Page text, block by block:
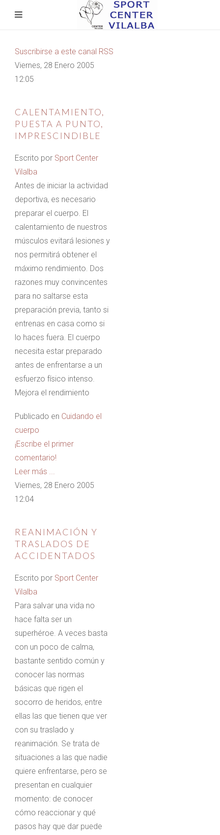
Suscribirse a este canal RSS
Viernes, 28 Enero 2005
12:05
CALENTAMIENTO,
PUESTA A PUNTO,
IMPRESCINDIBLE
Escrito por Sport Center
Vilalba
Antes de iniciar la actividad
deportiva, es necesario
preparar el cuerpo. El
calentamiento de nuestros
músculos evitará lesiones y
nos permitirá obtener el
máximo rendimiento. Dos
razones muy convincentes
para no saltarse esta
preparación previa, tanto si
entrenas en casa como si
lo haces fuera. El cuerpo
necesita estar preparado
antes de enfrentarse a un
esfuerzo físico intenso.
Mejora el rendimiento
Publicado en Cuidando el
cuerpo
¡Escribe el primer
comentario!
Leer más ...
Viernes, 28 Enero 2005
12:04
REANIMACIÓN Y
TRASLADOS DE
ACCIDENTADOS
Escrito por Sport Center
Vilalba
Para salvar una vida no
hace falta ser un
superhéroe. A veces basta
con un poco de calma,
bastante sentido común y
conocer las normas
básicas que rigen el
socorro de heridos, entre
ellas las que tienen que ver
con su traslado y
reanimación. Se trata de
situaciones a las que nadie
quiere enfrentarse, pero se
presentan en cualquier
momento: de conocer
cómo reaccionar y qué
pasos hay que dar puede